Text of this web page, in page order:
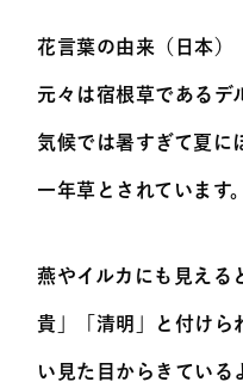
花言葉の由来（日本）
元々は宿根草であるデ
気候では暑すぎて夏に
一年草とされています。
燕やイルカにも見える
貴」「清明」と付けら
い見た目からきている